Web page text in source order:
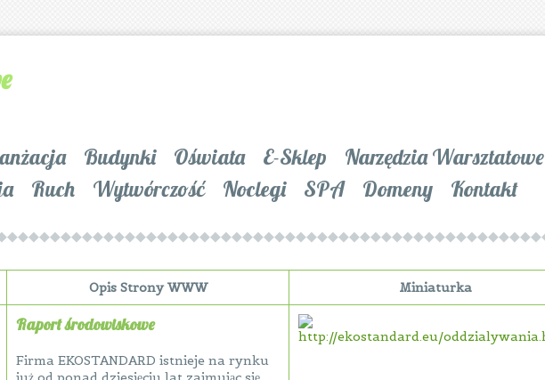
Budynki Oświata E-Sklep
Narzędzia Warsztatowe
Ruch Wytwórczość Noclegi SPA Domeny Kontakt
Opis Strony WWW Miniaturka
Raport środowiskowe
Firma EKOSTANDARD istnieje na rynku